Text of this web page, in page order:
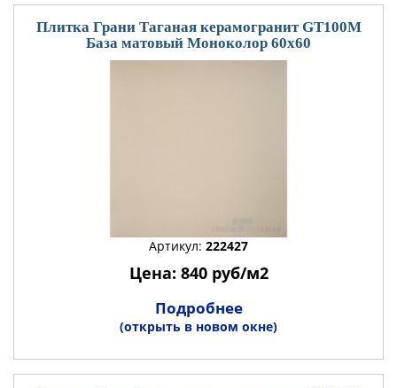
Плитка Грани Таганая керамогранит GT100М
База матовый Моноколор 60x60
Артикул: 222427
Цена: 840 руб/м2
Подробнее
(открыть в новом окне)